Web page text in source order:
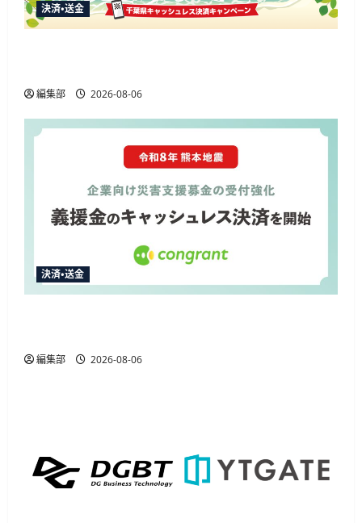
決済・送金
編集部 2026-08-06
決済・送金
編集部 2026-08-06